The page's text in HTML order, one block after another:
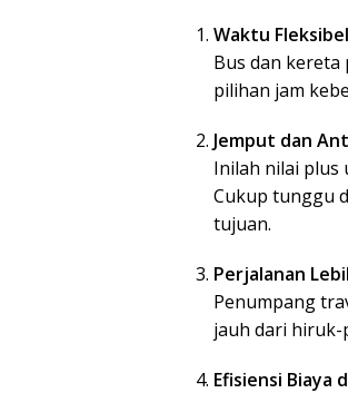
Waktu Fleksibel
Bus dan kereta
pilihan jam
Jemput dan
Inilah nilai plus
Cukup tunggu
tujuan.
Perjalanan
Penumpang
jauh dari hiruk-
Efisiensi Biaya